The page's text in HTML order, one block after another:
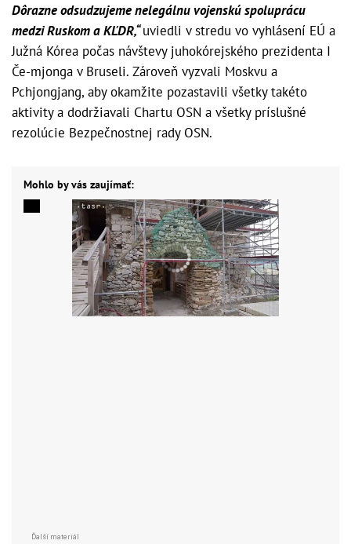
Dôrazne odsudzujeme nelegálnu vojenskú spoluprácu
medzi Ruskom a KĽDR,“uviedli v stredu vo vyhlásení EÚ a
Južná Kórea počas návštevy juhokórejského prezidenta I
Če-mjonga v Bruseli. Zároveň vyzvali Moskvu a
Pchjongjang, aby okamžite pozastavili všetky takéto
aktivity a dodržiavali Chartu OSN a všetky príslušné
rezolúcie Bezpečnostnej rady OSN.
Mohlo by vás zaujímať: